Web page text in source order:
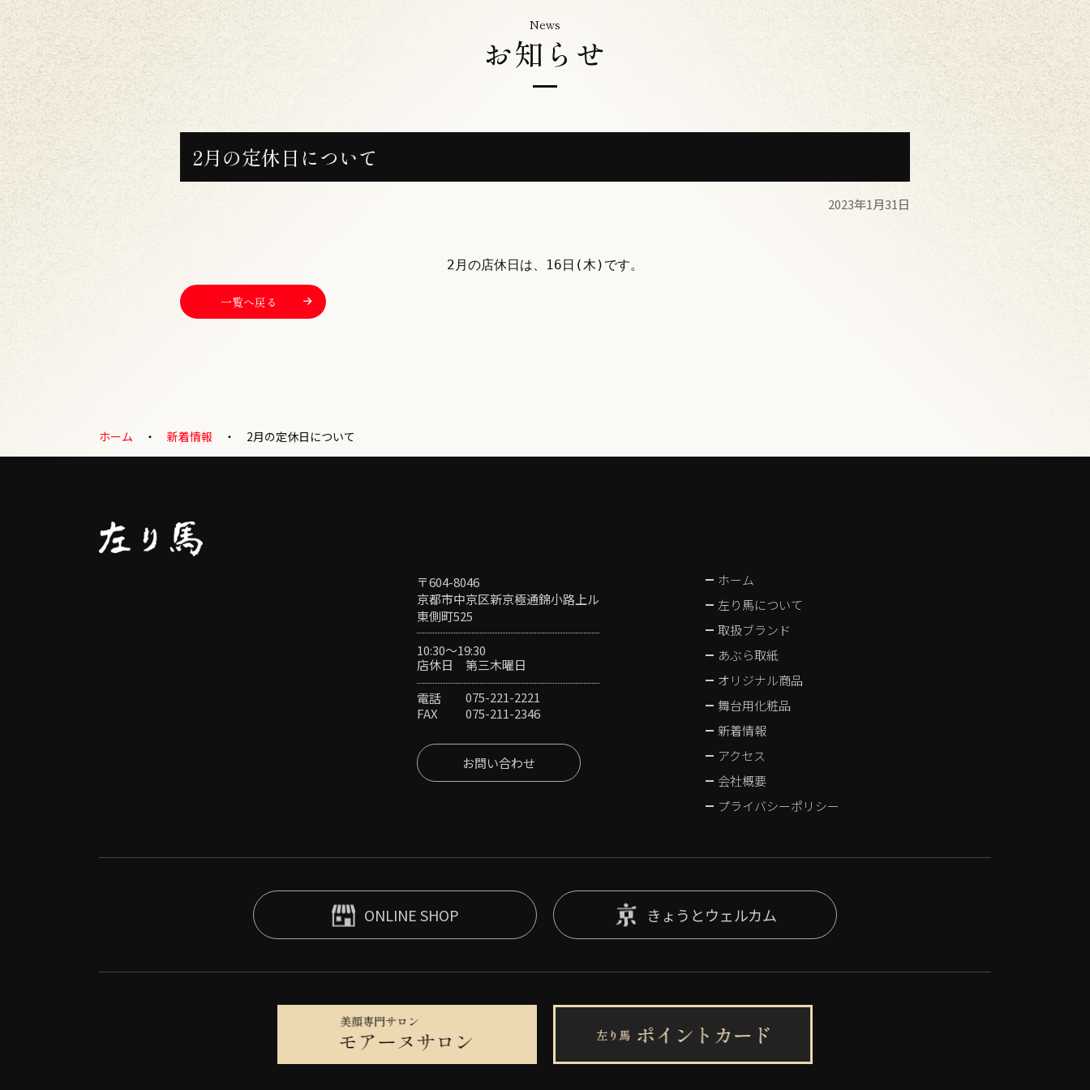
News
お知らせ
2月の定休日について
2023年1月31日
2月の店休日は、16日(木)です。
一覧へ戻る
ホーム 新着情報 2月の定休日について
〒604-8046
京都市中京区新京極通錦小路上ル
東側町525
10:30〜19:30
店休日
第三木曜日
電話
075-221-2221
FAX
075-211-2346
お問い合わせ
ホーム
左り馬について
取扱ブランド
あぶら取紙
オリジナル商品
舞台用化粧品
新着情報
アクセス
会社概要
プライバシーポリシー
ONLINE SHOP きょうとウェルカム